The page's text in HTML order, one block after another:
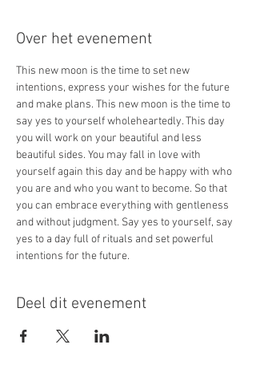
Over het evenement
This new moon is the time to set new
intentions, express your wishes for the future
and make plans. This new moon is the time to
say yes to yourself wholeheartedly. This day
you will work on your beautiful and less
beautiful sides. You may fall in love with
yourself again this day and be happy with who
you are and who you want to become. So that
you can embrace everything with gentleness
and without judgment. Say yes to yourself, say
yes to a day full of rituals and set powerful
intentions for the future.
Deel dit evenement